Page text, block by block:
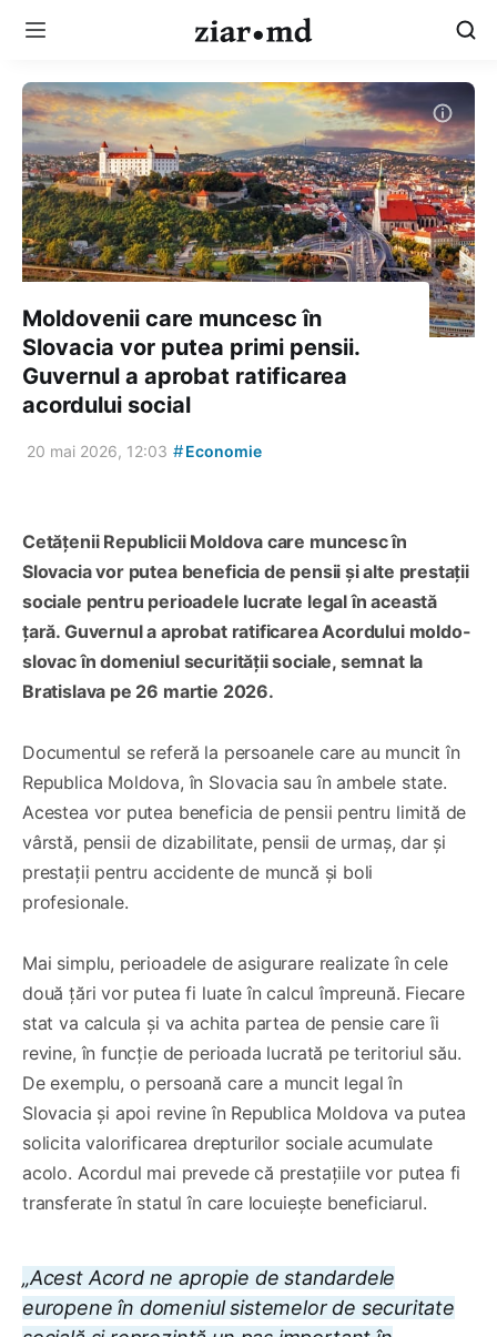
Moldovenii care muncesc în
Slovacia vor putea primi pensii.
Guvernul a aprobat ratificarea
acordului social
20 mai 2026, 12:03 #Economie
Cetățenii Republicii Moldova care muncesc în
Slovacia vor putea beneficia de pensii și alte prestații
sociale pentru perioadele lucrate legal în această
țară. Guvernul a aprobat ratificarea Acordului moldo-
slovac în domeniul securității sociale, semnat la
Bratislava pe 26 martie 2026.
Documentul se referă la persoanele care au muncit în
Republica Moldova, în Slovacia sau în ambele state.
Acestea vor putea beneficia de pensii pentru limită de
vârstă, pensii de dizabilitate, pensii de urmaș, dar și
prestații pentru accidente de muncă și boli
profesionale.
Mai simplu, perioadele de asigurare realizate în cele
două țări vor putea fi luate în calcul împreună. Fiecare
stat va calcula și va achita partea de pensie care îi
revine, în funcție de perioada lucrată pe teritoriul său.
De exemplu, o persoană care a muncit legal în
Slovacia și apoi revine în Republica Moldova va putea
solicita valorificarea drepturilor sociale acumulate
acolo. Acordul mai prevede că prestațiile vor putea fi
transferate în statul în care locuiește beneficiarul.
„Acest Acord ne apropie de standardele
europene în domeniul sistemelor de securitate